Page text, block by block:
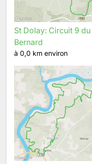
St Dolay: Circuit 9
Bernard
à 0,0 km environ